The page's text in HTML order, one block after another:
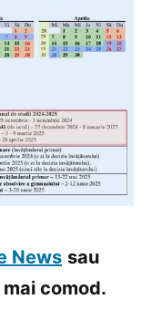
News sau
comod.